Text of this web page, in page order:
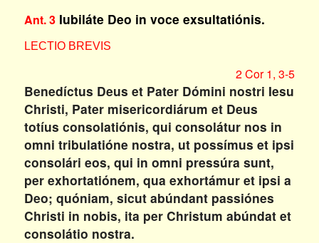
Ant. 3Iubiláte Deo in voce exsultatiónis.
LECTIO BREVIS
2 Cor 1, 3-5
Benedíctus Deus et Pater Dómini nostri Iesu
Christi, Pater misericordiárum et Deus
totíus consolatiónis, qui consolátur nos in
omni tribulatióne nostra, ut possímus et ipsi
consolári eos, qui in omni pressúra sunt,
per exhortatiónem, qua exhortámur et ipsi a
Deo; quóniam, sicut abúndant passiónes
Christi in nobis, ita per Christum abúndat et
consolátio nostra.